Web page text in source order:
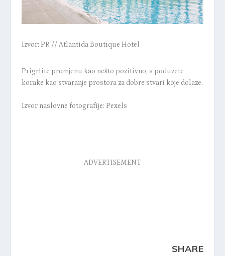
Izvor: PR // Atlantida Boutique Hotel
Prigrlite promjenu kao nešto pozitivno, a poduzete
korake kao stvaranje prostora za dobre stvari koje dolaze.
Izvor naslovne fotografije: Pexels
ADVERTISEMENT
SHARE